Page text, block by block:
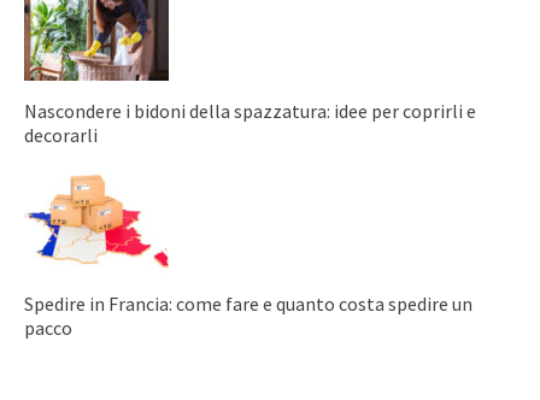
Nascondere i bidoni della spazzatura: idee per coprirli e
decorarli
Spedire in Francia: come fare e quanto costa spedire un
pacco